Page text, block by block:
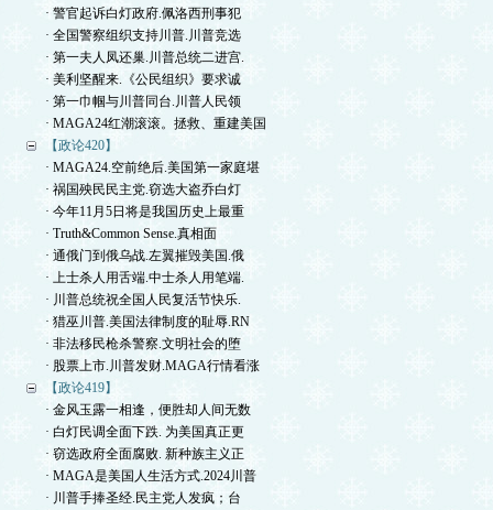
· 警官起诉白灯政府.佩洛西刑事犯
· 全国警察组织支持川普.川普竞选
· 第一夫人凤还巢.川普总统二进宫.
· 美利坚醒来.《公民组织》要求诚
· 第一巾帼与川普同台.川普人民领
· MAGA24红潮滚滚。拯救、重建美国
【政论420】
· MAGA24.空前绝后.美国第一家庭堪
· 祸国殃民民主党.窃选大盗乔白灯
· 今年11月5日将是我国历史上最重
· Truth&Common Sense.真相面
· 通俄门到俄乌战.左翼摧毁美国.俄
· 上士杀人用舌端.中士杀人用笔端.
· 川普总统祝全国人民复活节快乐.
· 猎巫川普.美国法律制度的耻辱.RN
· 非法移民枪杀警察.文明社会的堕
· 股票上市.川普发财.MAGA行情看涨
【政论419】
· 金风玉露一相逢，便胜却人间无数
· 白灯民调全面下跌. 为美国真正更
· 窃选政府全面腐败. 新种族主义正
· MAGA是美国人生活方式.2024川普
· 川普手捧圣经.民主党人发疯；台